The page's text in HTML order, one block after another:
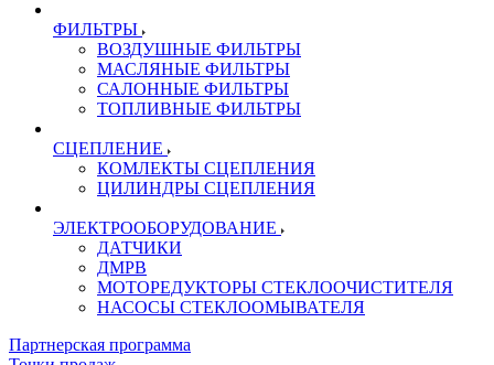
ФИЛЬТРЫ
ВОЗДУШНЫЕ ФИЛЬТРЫ
МАСЛЯНЫЕ ФИЛЬТРЫ
САЛОННЫЕ ФИЛЬТРЫ
ТОПЛИВНЫЕ ФИЛЬТРЫ
СЦЕПЛЕНИЕ
КОМЛЕКТЫ СЦЕПЛЕНИЯ
ЦИЛИНДРЫ СЦЕПЛЕНИЯ
ЭЛЕКТРООБОРУДОВАНИЕ
ДАТЧИКИ
ДМРВ
МОТОРЕДУКТОРЫ СТЕКЛООЧИСТИТЕЛЯ
НАСОСЫ СТЕКЛООМЫВАТЕЛЯ
Партнерская программа